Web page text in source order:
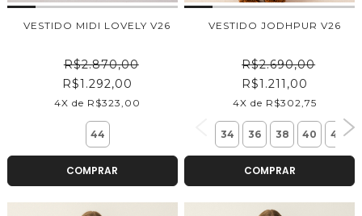
VESTIDO MIDI LOVELY V26
R$2.870,00
R$1.292,00
4X de R$323,00
44
COMPRAR
VESTIDO JODHPUR V26
R$2.690,00
R$1.211,00
4X de R$302,75
34 36 38 40 42
COMPRAR